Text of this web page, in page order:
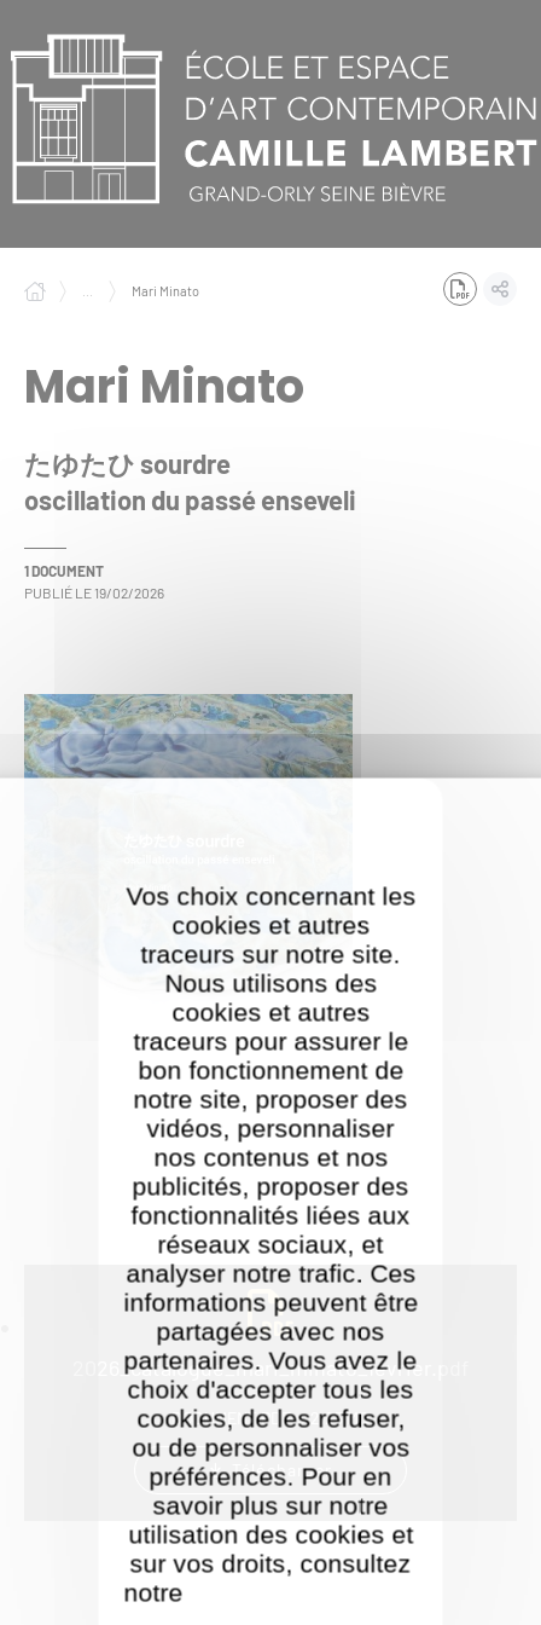
Vos choix concernant les
cookies et autres
traceurs sur notre site.
Nous utilisons des
cookies et autres
traceurs pour assurer le
bon fonctionnement de
notre site, proposer des
vidéos, personnaliser
nos contenus et nos
publicités, proposer des
fonctionnalités liées aux
réseaux sociaux, et
analyser notre trafic. Ces
informations peuvent être
partagées avec nos
partenaires. Vous avez le
choix d'accepter tous les
cookies, de les refuser,
ou de personnaliser vos
préférences. Pour en
savoir plus sur notre
utilisation des cookies et
sur vos droits, consultez
notre
Mari Minato
Mari Minato
たゆたひ sourdre
oscillation du passé enseveli
1 DOCUMENT
PUBLIÉ LE 19/02/2026
2026_catalogue_mari_minato_fevrier.pdf
DOCUMENT PDF 2.25 MO
Télécharger